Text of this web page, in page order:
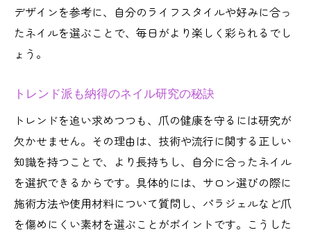
デザインを参考に、自分のライフスタイルや好みに合っ
たネイルを選ぶことで、毎日がより楽しく彩られるでし
ょう。
トレンド派も納得のネイル研究の秘訣
トレンドを追い求めつつも、爪の健康を守るには研究が
欠かせません。その理由は、技術や流行に関する正しい
知識を持つことで、より長持ちし、自分に合ったネイル
を選択できるからです。具体的には、サロン選びの際に
施術方法や使用材料について質問し、パラジェルなど爪
を傷めにくい素材を選ぶことがポイントです。こうした